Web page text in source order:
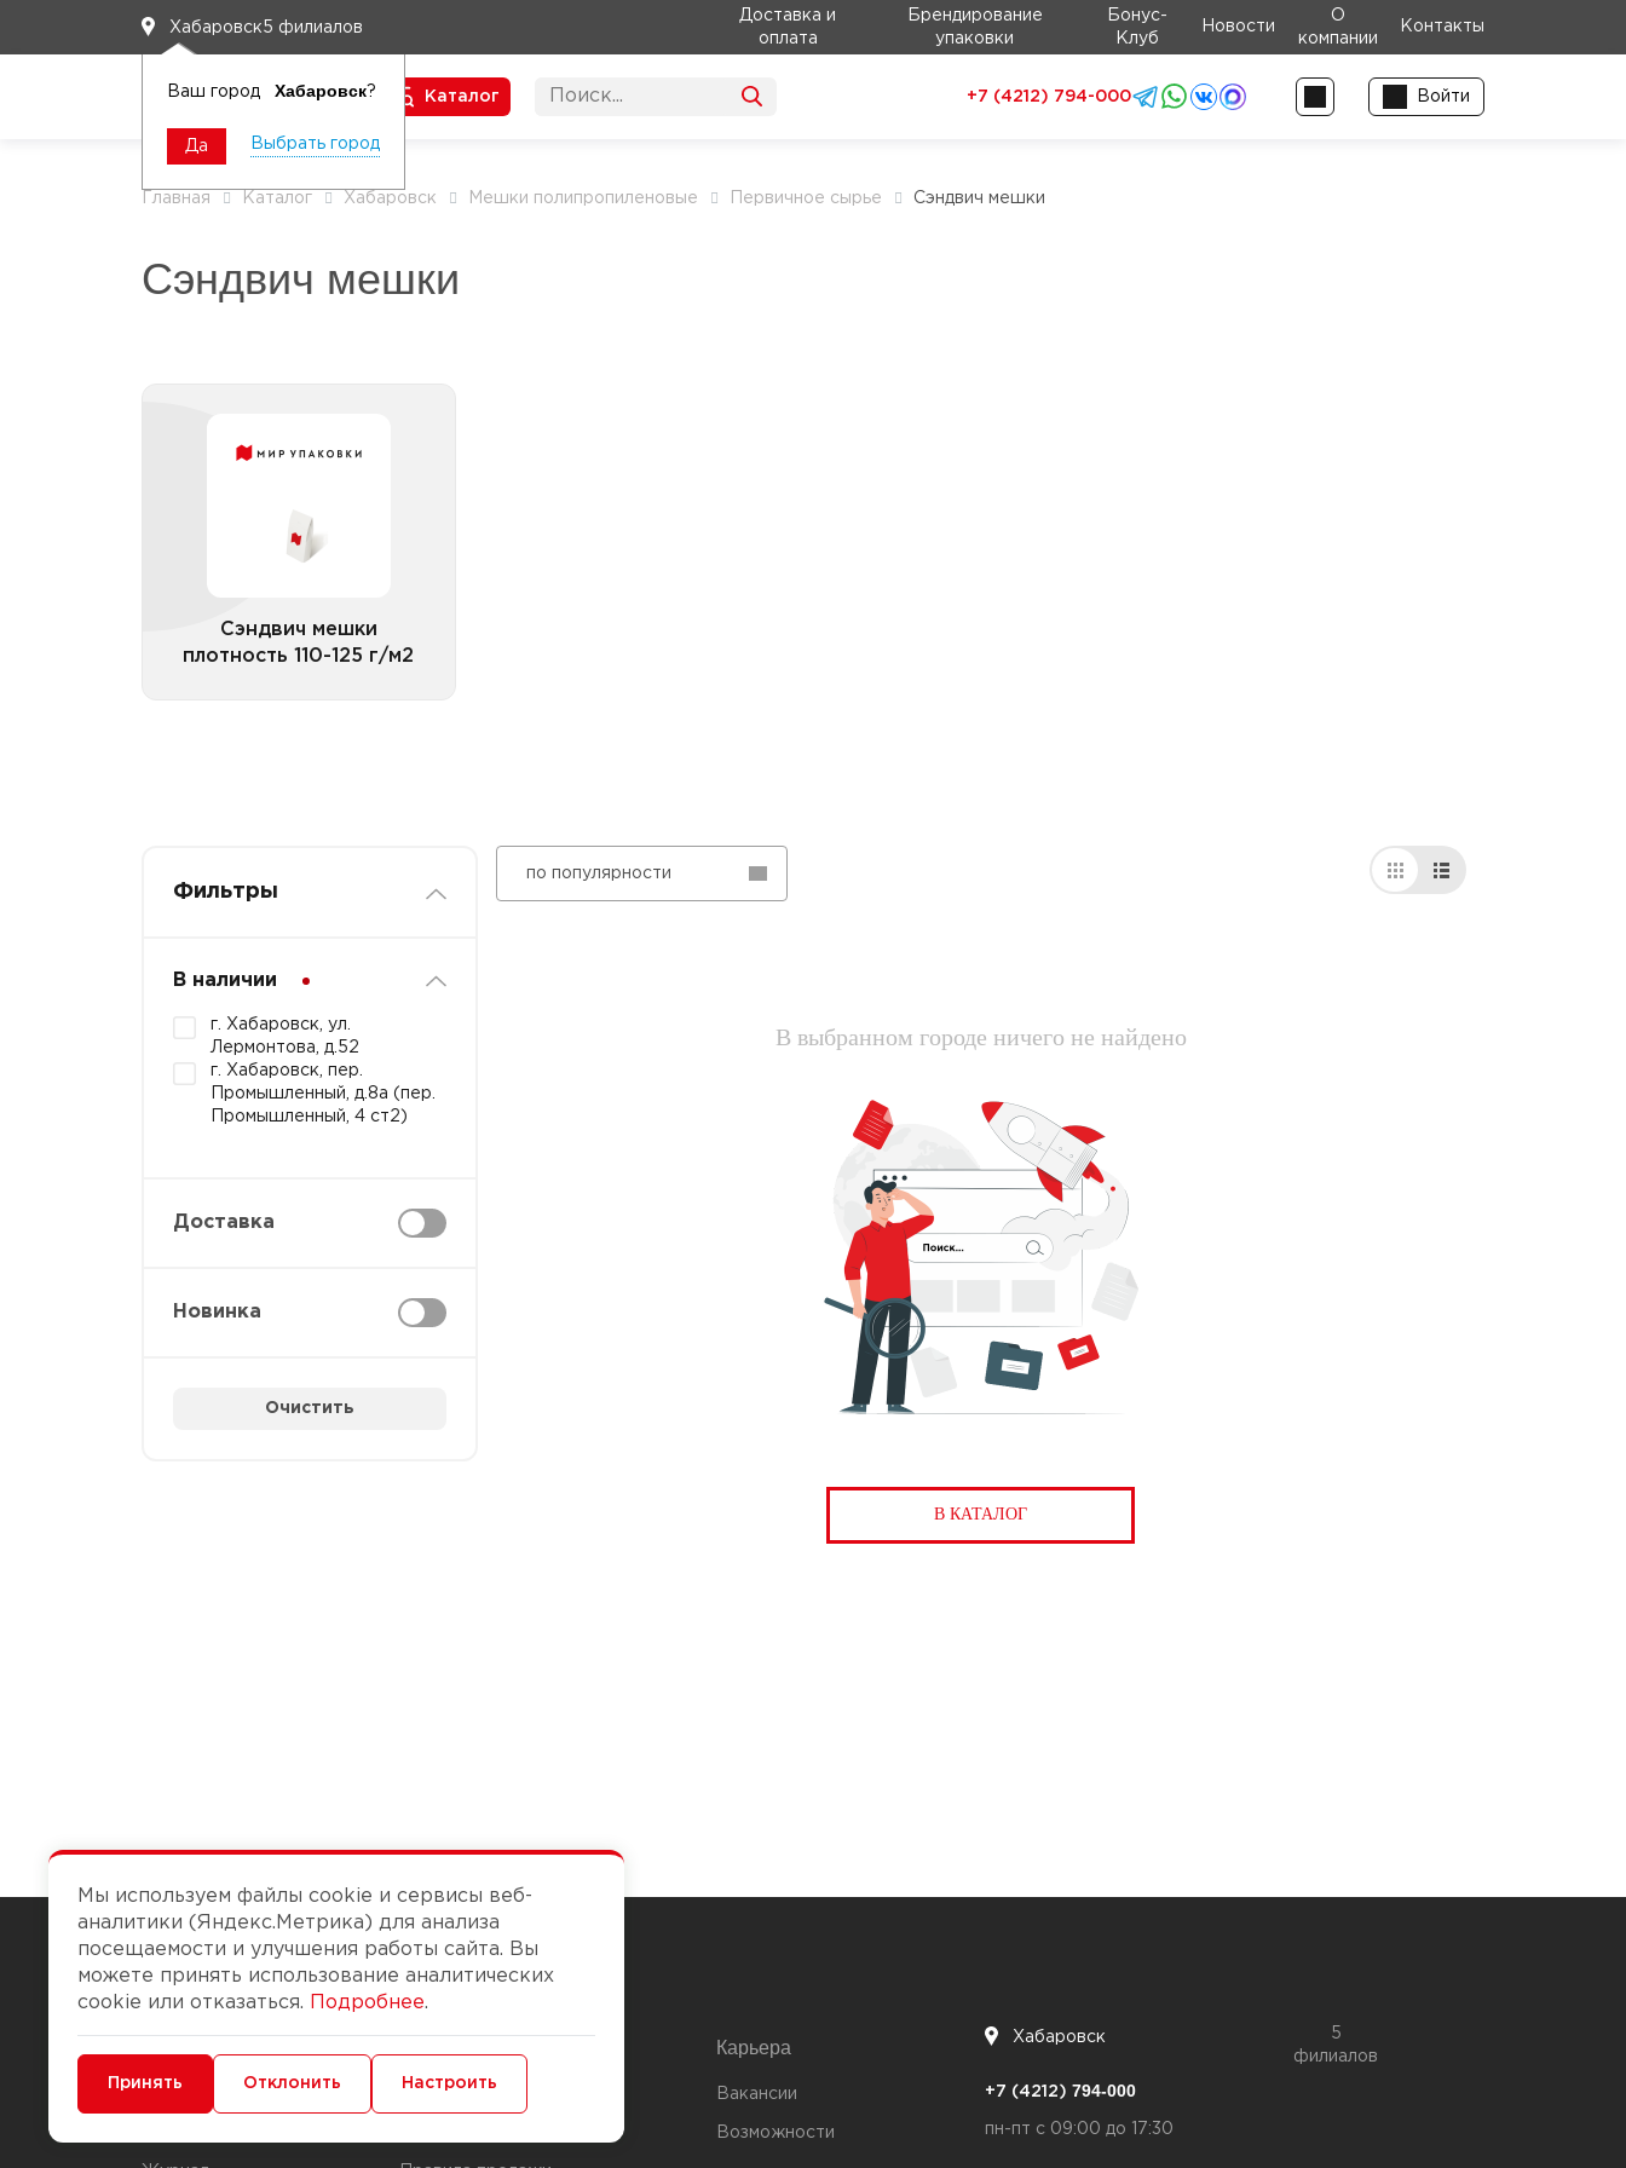
Хабаровск5 филиалов
Ваш город Хабаровск?
Да Выбрать город
Доставка и
оплата
Брендирование
упаковки
Бонус-
Клуб
Новости
О
компании
Контакты
Каталог +7 (4212) 794-000 Войти
Главная Каталог Хабаровск Мешки полипропиленовые Первичное сырье Сэндвич мешки
Сэндвич мешки
Сэндвич мешки
плотность 110-125 г/м2
плотность 110-125 г/м2
Все категории
Фильтры
В наличии
г. Хабаровск, ул.
Лермонтова, д.52
г. Хабаровск, пер.
Промышленный, д.8а (пер.
Промышленный, 4 ст2)
Доставка
Новинка
Очистить
по популярности
В выбранном городе ничего не найдено
В КАТАЛОГ
Чтобы вам легко работалось
Доставка и оплата
Карьера
Вакансии
Возможности
Хабаровск
5
филиалов
+7 (4212) 794-000
пн-пт с 09:00 до 17:30
Мы используем файлы cookie и сервисы веб-
аналитики (Яндекс.Метрика) для анализа
посещаемости и улучшения работы сайта. Вы
можете принять использование аналитических
cookie или отказаться.
Подробнее.
Минимальные Функциональные/Аналитические
Принять Отклонить Настроить